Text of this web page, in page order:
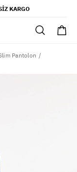
KARGO
Pantolon